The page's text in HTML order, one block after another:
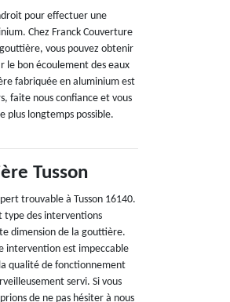
pour effectuer une
Chez Franck Couverture
vous pouvez obtenir
bon écoulement des eaux
fabriquée en aluminium est
faite nous confiance et vous
plus longtemps possible.
Tusson
trouvable à Tusson 16140.
type des interventions
dimension de la gouttière.
intervention est impeccable
qualité de fonctionnement
servi. Si vous
de ne pas hésiter à nous